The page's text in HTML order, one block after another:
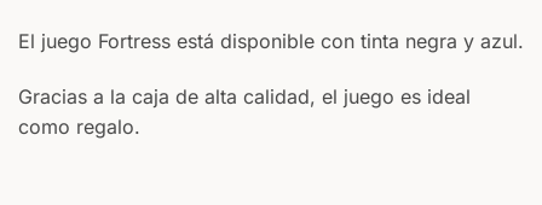
El juego Fortress está disponible con tinta negra y azul.
Gracias a la caja de alta calidad, el juego es ideal
como regalo.